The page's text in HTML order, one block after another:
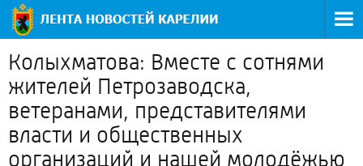
Колыхматова: Вместе с сотнями
жителей Петрозаводска,
ветеранами, представителями
власти и общественных
организаций и нашей молодёжью